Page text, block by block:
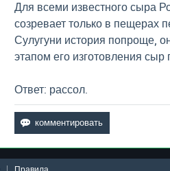
Для всеми известного сыра
созревает только в пещерах
Сулугуни история попроще,
этапом его изготовления
Ответ: рассол.